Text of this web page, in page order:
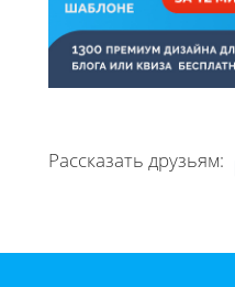
Рассказать друзьям: